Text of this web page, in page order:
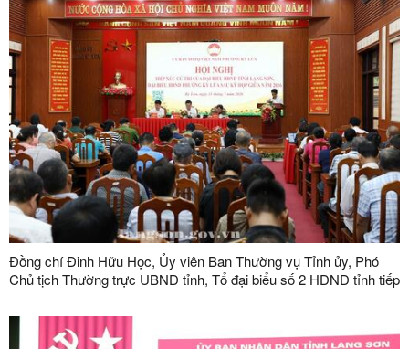
Đồng chí Đinh Hữu Học, Ủy viên Ban Thường vụ Tỉnh ủy, Phó
Chủ tịch Thường trực UBND tỉnh, Tổ đại biểu số 2 HĐND tỉnh tiếp